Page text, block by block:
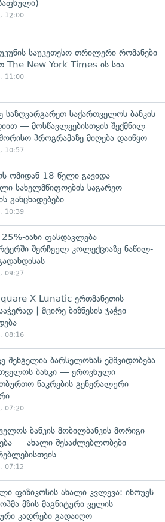
12:00
საუკეთესო თრილერი რომანები
The New York Times-ის სია
11:00
საზღვარგარეთ საქართველოს ბანკის
— მოსწავლეებისთვის შექმნილ
პროგრამაზე მიღება დაიწყო
10:57
ომიდან 18 წელი გავიდა —
სახელმწიფოების საგარეო
განცხადებები
10:39
იანი ფასდაკლება
შერჩეულ კოლექციაზე ნაწილ-
09:27
X Lunatic ერთმანეთის
| მცირე ბიზნესის ჯაჭვი
08:16
შენგელია ბარსელონას ემშვიდობება
ბანკი — ეროვნული
ნაკრების გენერალური
07:20
ბანკის მობილბანკის მორიგი
— ახალი შესაძლებლობები
07:12
ფიზიკოსის ახალი კვლევა: ინოუეს
მზის მაგნიტური ველის
კადრები გადაიღო